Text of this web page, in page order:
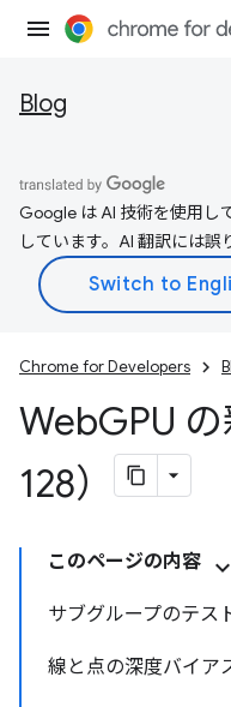
Blog
Google は AI 技術を使用し
しています。AI 翻訳には誤
Chrome for Developers
WebGPU
128）
このページの内容
サブグループのテス
線と点の深度バイア